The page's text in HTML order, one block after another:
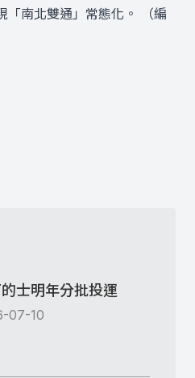
「南北雙通」常態化。 （編
士明年分批投運
07-10